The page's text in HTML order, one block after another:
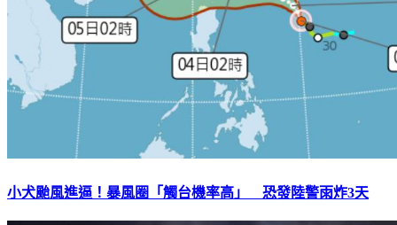
小犬颱風進逼！暴風圈「觸台機率高」 恐發陸警雨炸3天